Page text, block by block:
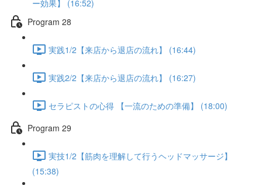
ー効果】 (16:52)
Program 28
実践1/2【来店から退店の流れ】 (16:44)
実践2/2【来店から退店の流れ】 (16:27)
セラピストの心得 【一流のための準備】 (18:00)
Program 29
実技1/2【筋肉を理解して行うヘッドマッサージ】
(15:38)